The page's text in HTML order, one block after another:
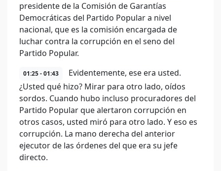
presidente de la Comisión de Garantías
Democráticas del Partido Popular a nivel
nacional, que es la comisión encargada de
luchar contra la corrupción en el seno del
Partido Popular.
01:25 - 01:43
Evidentemente, ese era usted.
¿Usted qué hizo? Mirar para otro lado, oídos
sordos. Cuando hubo incluso procuradores del
Partido Popular que alertaron corrupción en
otros casos, usted miró para otro lado. Y eso es
corrupción. La mano derecha del anterior
ejecutor de las órdenes del que era su jefe
directo.